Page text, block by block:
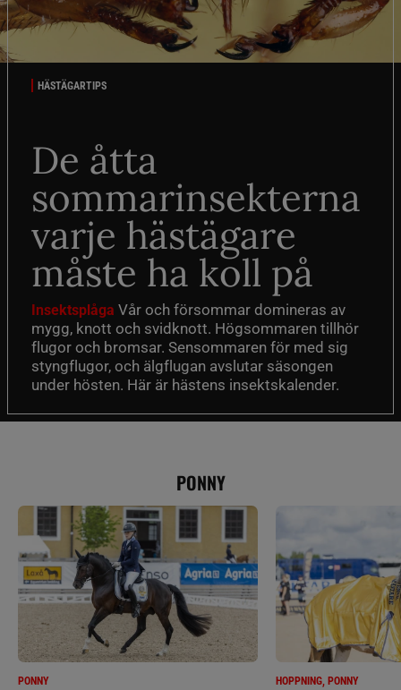
HÄSTÄGARTIPS
De åtta
sommarinsekterna
varje hästägare
måste ha koll på
Insektsplåga Vår och försommar domineras av
mygg, knott och svidknott. Högsommaren tillhör
flugor och bromsar. Sensommaren för med sig
styngflugor, och älgflugan avslutar säsongen
under hösten. Här är hästens insektskalender.
PONNY
PONNY HOPPNING, PONNY